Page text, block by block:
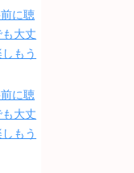
に聴
大丈
もう
に聴
大丈
もう